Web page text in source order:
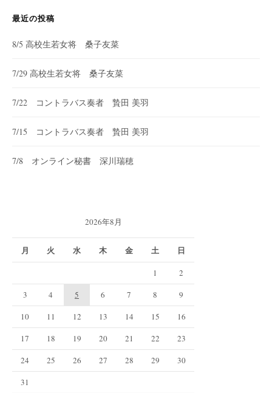
最近の投稿
8/5 高校生若女将 桑子友菜
7/29 高校生若女将 桑子友菜
7/22 コントラバス奏者 贄田 美羽
7/15 コントラバス奏者 贄田 美羽
7/8 オンライン秘書 深川瑞穂
2026年8月
月 火 水 木 金 土 日
1
2
3
4 5 6 7 8
9
10
11 12 13 14 15
16
17
18 19 20 21 22
23
24
25 26 27 28 29
30
31